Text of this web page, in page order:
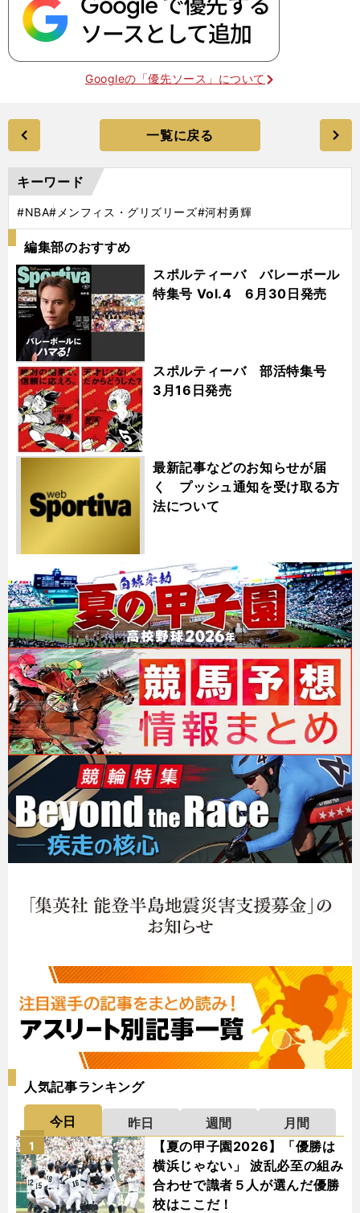
Googleの「優先ソース」について
一覧に戻る
キーワード
#NBA#メンフィス・グリズリーズ#河村勇輝
編集部のおすすめ
スポルティーバ バレーボール
特集号 Vol.4 6月30日発売
スポルティーバ 部活特集号
3月16日発売
最新記事などのお知らせが届
く プッシュ通知を受け取る方
法について
人気記事ランキング
今日 昨日 週間
月間
【夏の甲子園2026】「優勝は
横浜じゃない」 波乱必至の組み
合わせで識者５人が選んだ優勝
校はここだ！
1